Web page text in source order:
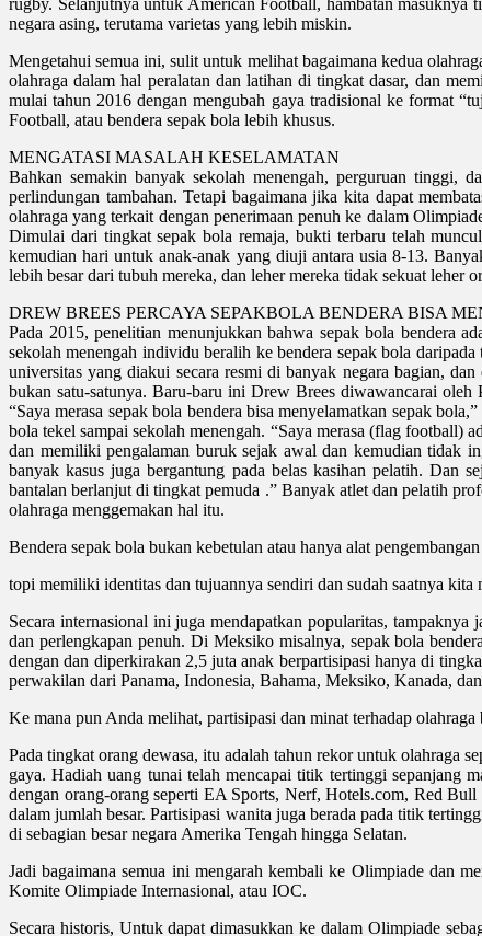
negara asing, terutama varietas yang lebih miskin.
Mengetahui semua ini, sulit untuk melihat bagaimana kedua
olahraga dalam hal peralatan dan latihan di tingkat dasar, dan
mulai tahun 2016 dengan mengubah gaya tradisional ke format
Football, atau bendera sepak bola lebih khusus.
MENGATASI MASALAH KESELAMATAN
Bahkan semakin banyak sekolah menengah, perguruan tinggi,
perlindungan tambahan. Tetapi bagaimana jika kita dapat
olahraga yang terkait dengan penerimaan penuh ke dalam
Dimulai dari tingkat sepak bola remaja, bukti terbaru telah
kemudian hari untuk anak-anak yang diuji antara usia 8-13.
lebih besar dari tubuh mereka, dan leher mereka tidak sekuat leher
DREW BREES PERCAYA SEPAKBOLA BENDERA BISA
Pada 2015, penelitian menunjukkan bahwa sepak bola bendera
sekolah menengah individu beralih ke bendera sepak bola
universitas yang diakui secara resmi di banyak negara bagian,
bukan satu-satunya. Baru-baru ini Drew Brees diwawancarai
“Saya merasa sepak bola bendera bisa menyelamatkan sepak
bola tekel sampai sekolah menengah. “Saya merasa (flag football)
dan memiliki pengalaman buruk sejak awal dan kemudian tidak
banyak kasus juga bergantung pada belas kasihan pelatih. Dan
bantalan berlanjut di tingkat pemuda .” Banyak atlet dan pelatih
olahraga menggemakan hal itu.
Bendera sepak bola bukan kebetulan atau hanya alat
topi memiliki identitas dan tujuannya sendiri dan sudah saatnya kita
Secara internasional ini juga mendapatkan popularitas,
dan perlengkapan penuh. Di Meksiko misalnya, sepak bola
dengan dan diperkirakan 2,5 juta anak berpartisipasi hanya di
perwakilan dari Panama, Indonesia, Bahama, Meksiko, Kanada,
Ke mana pun Anda melihat, partisipasi dan minat terhadap olahraga
Pada tingkat orang dewasa, itu adalah tahun rekor untuk olahraga
gaya. Hadiah uang tunai telah mencapai titik tertinggi sepanjang
dengan orang-orang seperti EA Sports, Nerf, Hotels.com, Red
dalam jumlah besar. Partisipasi wanita juga berada pada titik
di sebagian besar negara Amerika Tengah hingga Selatan.
Jadi bagaimana semua ini mengarah kembali ke Olimpiade dan
Komite Olimpiade Internasional, atau IOC.
Secara historis, Untuk dapat dimasukkan ke dalam Olimpiade